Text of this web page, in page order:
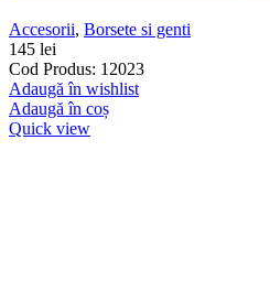
Accesorii, Borsete si genti
145 lei
Cod Produs: 12023
Adaugă în wishlist
Adaugă în coș
Quick view